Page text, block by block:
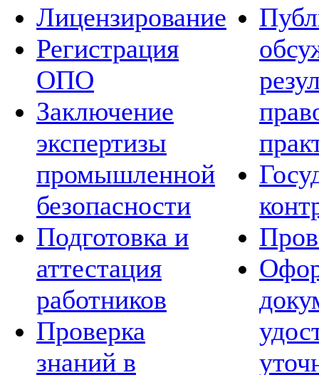
Лицензирование
Регистрация
ОПО
Заключение
экспертизы
промышленной
безопасности
Подготовка и
аттестация
работников
Проверка
знаний в